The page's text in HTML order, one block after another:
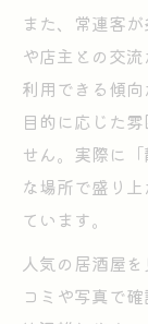
また、常連客
や店主との交
利用できる傾向
目的に応じた
せん。実際に
な場所で盛り
ています。
人気の居酒屋
コミや写真で